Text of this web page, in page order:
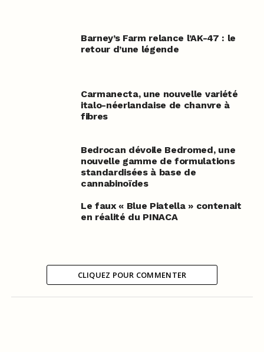
Barney’s Farm relance l’AK-47 : le
retour d’une légende
Carmanecta, une nouvelle variété
italo-néerlandaise de chanvre à
fibres
Bedrocan dévoile Bedromed, une
nouvelle gamme de formulations
standardisées à base de
cannabinoïdes
Le faux « Blue Piatella » contenait
en réalité du PINACA
CLIQUEZ POUR COMMENTER